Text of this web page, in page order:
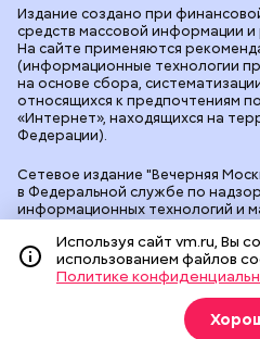
Сетевое издание "Вечерняя
в Федеральной службе по
информационных технологий и
90524 от 09.12.2025. Учредитель:
"Вечерняя Москва". Главный
Геннадьевич Глуходедов. Адрес
Бумажный пр-д, д. 14, стр. 2.
. Почта для
Издание создано при
средств массовой информации
На сайте применяются
(информационные технологии
на основе сбора,
относящихся к предпочтениям
«Интернет», находящихся на
Федерации).
Используя сайт vm.ru, Вы
использованием файлов
Политике